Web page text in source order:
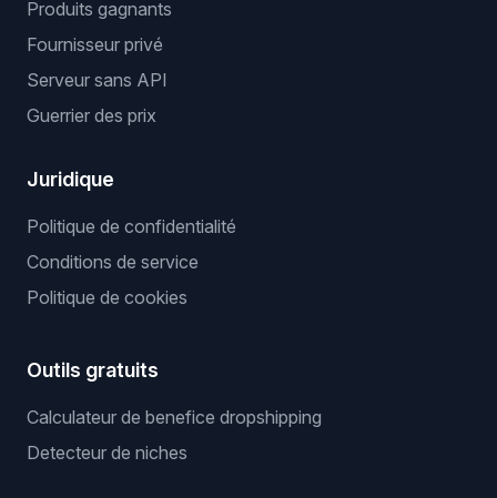
Produits gagnants
Fournisseur privé
Serveur sans API
Guerrier des prix
Juridique
Politique de confidentialité
Conditions de service
Politique de cookies
Outils gratuits
Calculateur de benefice dropshipping
Detecteur de niches